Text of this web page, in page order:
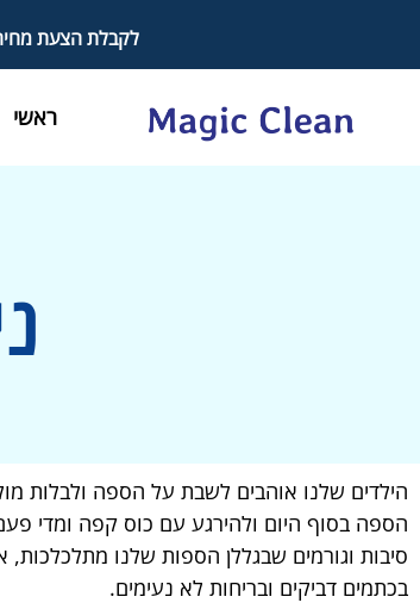
לקבלת הצעת מחיר חייגו:
ראשי
הילדים שלנו אוהבים לשבת על הספה ולבלות
הספה בסוף היום ולהירגע עם כוס קפה ומדי
סיבות וגורמים שבגללן הספות שלנו
בכתמים דביקים ובריחות לא נעימים.